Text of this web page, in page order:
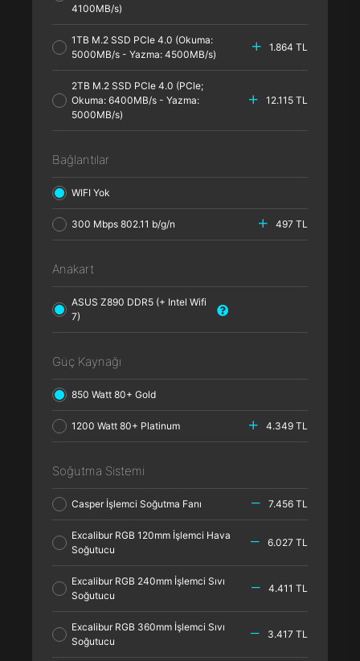
4100MB/s)
1TB M.2 SSD PCle 4.0 (Okuma:
5000MB/s - Yazma: 4500MB/s)
1.864 TL
2TB M.2 SSD PCle 4.0 (PCle;
Okuma: 6400MB/s - Yazma:
5000MB/s)
12.115 TL
Bağlantılar
WIFI Yok
300 Mbps 802.11 b/g/n 497 TL
Anakart
ASUS Z890 DDR5 (+ Intel Wifi
7)
Güç Kaynağı
850 Watt 80+ Gold
1200 Watt 80+ Platinum 4.349 TL
Soğutma Sistemi
Casper İşlemci Soğutma Fanı 7.456 TL
Excalibur RGB 120mm İşlemci Hava
Soğutucu
6.027 TL
Excalibur RGB 240mm İşlemci Sıvı
Soğutucu
4.411 TL
Excalibur RGB 360mm İşlemci Sıvı
Soğutucu
3.417 TL